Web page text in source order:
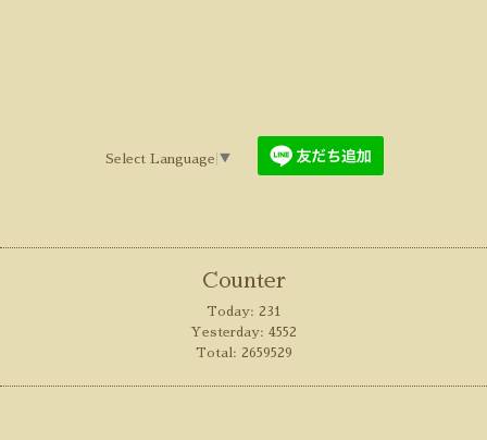
Select Language ▼
Counter
Today: 231
Yesterday: 4552
Total: 2659529